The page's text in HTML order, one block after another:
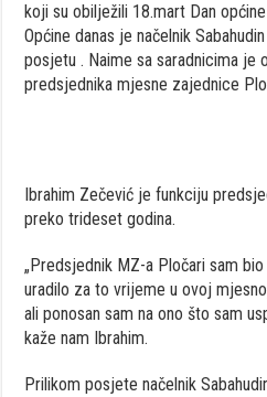
koji su obilježili 18.mart Dan
Općine danas je načelnik
posjetu . Naime sa saradnicima je
predsjednika mjesne zajednice
Ibrahim Zečević je funkciju
preko trideset godina.
„Predsjednik MZ-a Pločari sam
uradilo za to vrijeme u ovoj
ali ponosan sam na ono što sam
kaže nam Ibrahim.
Prilikom posjete načelnik